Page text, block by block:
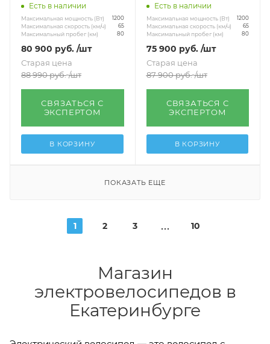
Есть в наличии
Максимальная мощность (Вт) 1200
Максимальная скорость (км/ч) 65
Максимальный пробег (км) 80
80 900 руб. /шт
Старая цена
88 990руб. /шт
СВЯЗАТЬСЯ С
ЭКСПЕРТОМ
В КОРЗИНУ
Есть в наличии
Максимальная мощность (Вт) 1200
Максимальная скорость (км/ч) 65
Максимальный пробег (км) 80
75 900 руб. /шт
Старая цена
87 900руб. /шт
СВЯЗАТЬСЯ С
ЭКСПЕРТОМ
В КОРЗИНУ
ПОКАЗАТЬ ЕЩЕ
1 2 3 10
Магазин
электровелосипедов в
Екатеринбурге